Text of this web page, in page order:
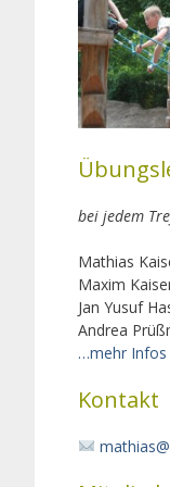
bei jedem
Mathias
Maxim
Jan Yusuf
Andrea
…mehr Infos
Kontakt